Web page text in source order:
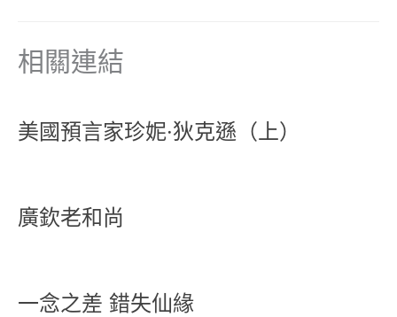
相關連結
美國預言家珍妮·狄克遜（上）
廣欽老和尚
一念之差 錯失仙緣